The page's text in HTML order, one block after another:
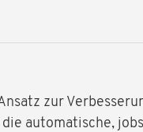
zur
automatische,